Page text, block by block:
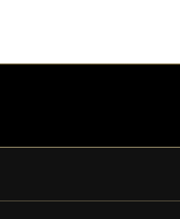
Dla cnotliwych